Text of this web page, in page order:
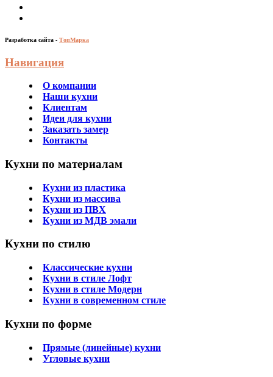
Разработка сайта - ТопМарка
Навигация
О компании
Наши кухни
Клиентам
Идеи для кухни
Заказать замер
Контакты
Кухни по материалам
Кухни из пластика
Кухни из массива
Кухни из ПВХ
Кухни из МДВ эмали
Кухни по стилю
Классические кухни
Кухни в стиле Лофт
Кухни в стиле Модерн
Кухни в современном стиле
Кухни по форме
Прямые (линейные) кухни
Угловые кухни